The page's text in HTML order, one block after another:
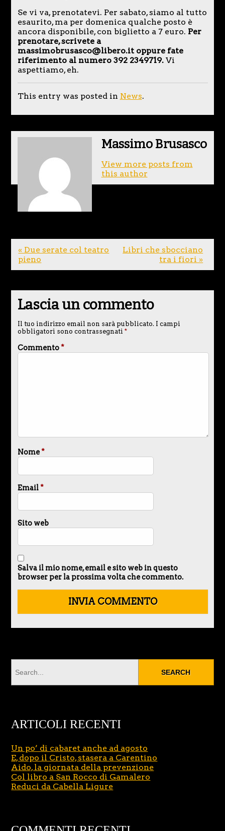
Se vi va, prenotatevi. Per sabato, siamo al tutto
esaurito, ma per domenica qualche posto è
ancora disponibile, con biglietto a 7 euro. Per
prenotare, scrivete a
massimobrusasco@libero.it oppure fate
riferimento al numero 392 2349719. Vi
aspettiamo, eh.
This entry was posted in News.
Massimo Brusasco
View more posts from
this author
« Due serate col teatro
pieno
Libri che sbocciano
tra i fiori »
Lascia un commento
Il tuo indirizzo email non sarà pubblicato. I campi
obbligatori sono contrassegnati *
Commento*
Nome*
Email*
Sito web
Salva il mio nome, email e sito web in questo
browser per la prossima volta che commento.
ARTICOLI RECENTI
Un po’ di cabaret anche ad agosto
E, dopo il Cristo, stasera a Carentino
Aido, la giornata della prevenzione
Col libro a San Rocco di Gamalero
Reduci da Cabella Ligure